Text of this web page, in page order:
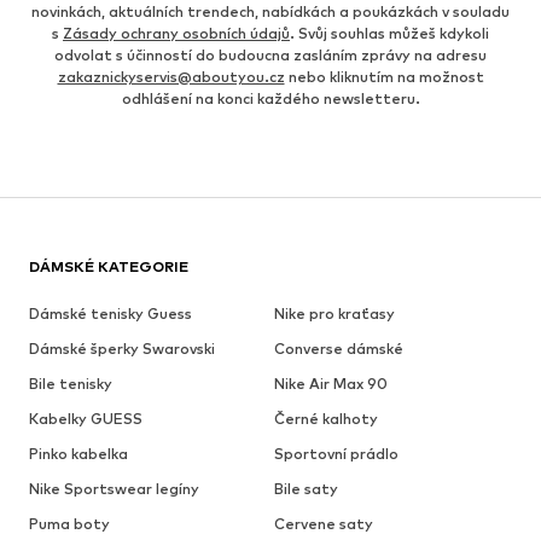
novinkách, aktuálních trendech, nabídkách a poukázkách v souladu
s Zásady ochrany osobních údajů. Svůj souhlas můžeš kdykoli
odvolat s účinností do budoucna zasláním zprávy na adresu
zakaznickyservis@aboutyou.cz nebo kliknutím na možnost
odhlášení na konci každého newsletteru.
DÁMSKÉ KATEGORIE
Dámské tenisky Guess
Nike pro kraťasy
Dámské šperky Swarovski
Converse dámské
Bile tenisky
Nike Air Max 90
Kabelky GUESS
Černé kalhoty
Pinko kabelka
Sportovní prádlo
Nike Sportswear legíny
Bile saty
Puma boty
Cervene saty